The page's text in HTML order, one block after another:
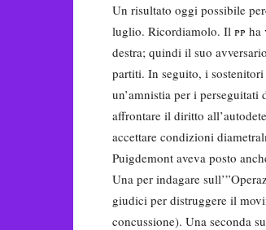
Un risultato oggi possibile
luglio. Ricordiamolo. Il pp ha
destra; quindi il suo
partiti. In seguito, i
un’amnistia per i
affrontare il diritto
accettare condizioni
Puigdemont aveva posto
Una per indagare
giudici per distruggere il
concussione). Una seconda